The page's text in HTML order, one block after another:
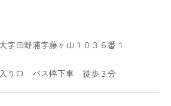
字田野浦字藤ヶ山１０３６番１
り口 バス停下車 徒歩３分